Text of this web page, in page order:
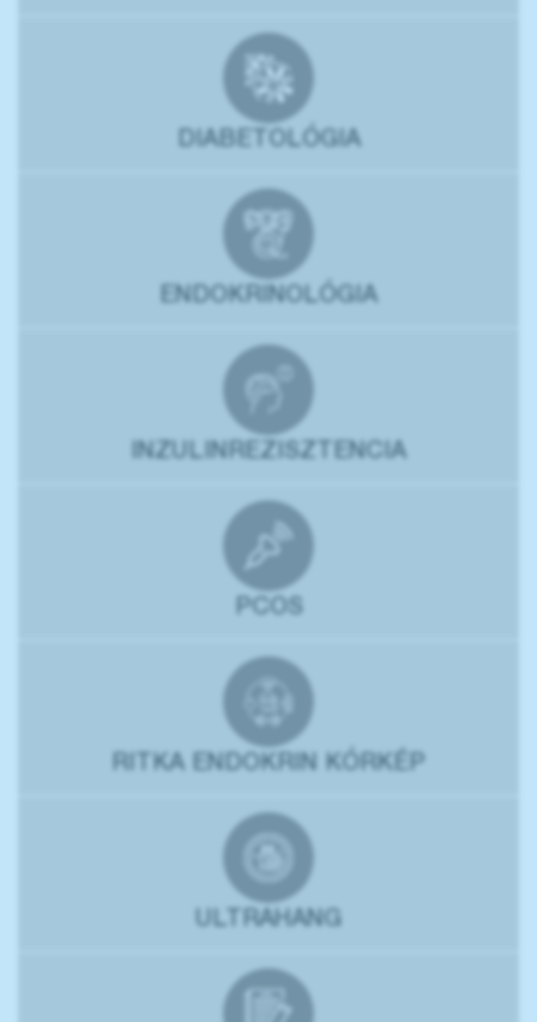
DIABETOLÓGIA
ENDOKRINOLÓGIA
INZULINREZISZTENCIA
PCOS
RITKA ENDOKRIN KÓRKÉP
ULTRAHANG